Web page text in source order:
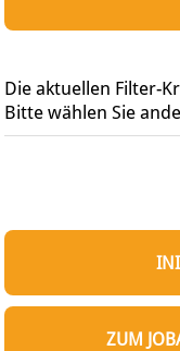
Die aktuellen Filter-
Bitte wählen Sie
ZUM